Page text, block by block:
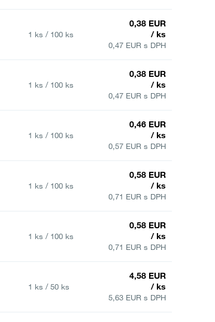
1 ks / 100 ks
0,38 EUR
/ ks
0,47 EUR s DPH
1 ks / 100 ks
0,38 EUR
/ ks
0,47 EUR s DPH
1 ks / 100 ks
0,46 EUR
/ ks
0,57 EUR s DPH
1 ks / 100 ks
0,58 EUR
/ ks
0,71 EUR s DPH
1 ks / 100 ks
0,58 EUR
/ ks
0,71 EUR s DPH
1 ks / 50 ks
4,58 EUR
/ ks
5,63 EUR s DPH